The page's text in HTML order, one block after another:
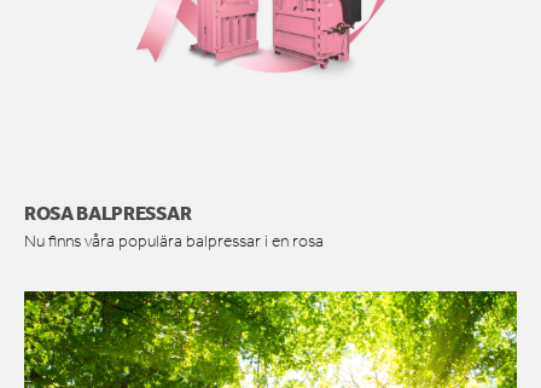
ROSA BALPRESSAR
Nu finns våra populära balpressar i en rosa